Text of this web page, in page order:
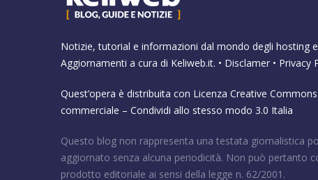
Notizie, tutorial e informazioni dal mondo degli hosting
Aggiornamenti a cura di Keliweb.it. • Disclamer • Privacy
Quest’opera è distribuita con Licenza Creative
commerciale – Condividi allo stesso modo 3.0 Italia
Questo blog non rappresenta una testata giornalistica
aggiornato senza alcuna periodicità. Non può pertanto
prodotto editoriale ai sensi della legge n. 62/2001.